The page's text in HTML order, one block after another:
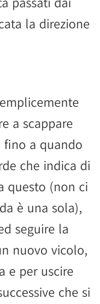
la direzione
a scappare
fino a quando
che indica di
questo (non ci
è una sola),
seguire la
nuovo vicolo,
e per uscire
che si